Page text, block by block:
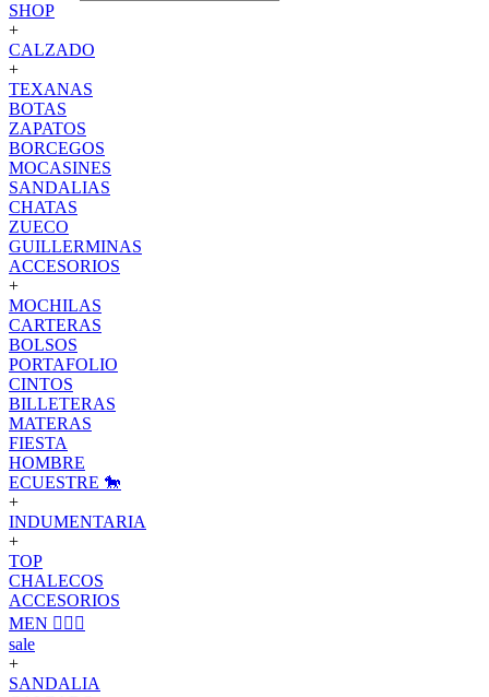
SHOP
+
CALZADO
+
TEXANAS
BOTAS
ZAPATOS
BORCEGOS
MOCASINES
SANDALIAS
CHATAS
ZUECO
GUILLERMINAS
ACCESORIOS
+
MOCHILAS
CARTERAS
BOLSOS
PORTAFOLIO
CINTOS
BILLETERAS
MATERAS
FIESTA
HOMBRE
ECUESTRE 🐎
+
INDUMENTARIA
+
TOP
CHALECOS
ACCESORIOS
MEN 🙋🏽‍♂️
sale
+
SANDALIA